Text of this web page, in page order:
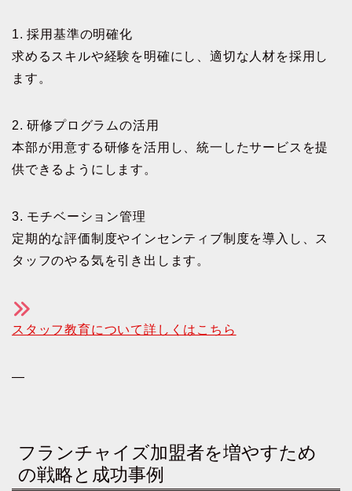
1. 採用基準の明確化
求めるスキルや経験を明確にし、適切な人材を採用し
ます。
2. 研修プログラムの活用
本部が用意する研修を活用し、統一したサービスを提
供できるようにします。
3. モチベーション管理
定期的な評価制度やインセンティブ制度を導入し、ス
タッフのやる気を引き出します。
スタッフ教育について詳しくはこちら
—
フランチャイズ加盟者を増やすため
の戦略と成功事例